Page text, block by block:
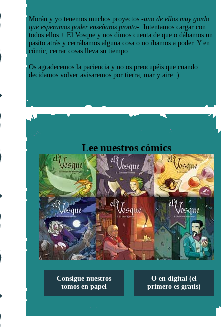
Morán y yo tenemos muchos proyectos -uno de ellos muy gordo
que esperamos poder enseñaros pronto- . Intentamos cargar con
todos ellos + El Vosque y nos dimos cuenta de que o dábamos un
pasito atrás y cerrábamos alguna cosa o no íbamos a poder. Y en
cómic, cerrar cosas lleva su tiempo.
Os agradecemos la paciencia y no os preocupéis que cuando
decidamos volver avisaremos por tierra, mar y aire :)
Lee nuestros cómics
Consigue nuestros
tomos en papel
O en digital (el
primero es gratis)